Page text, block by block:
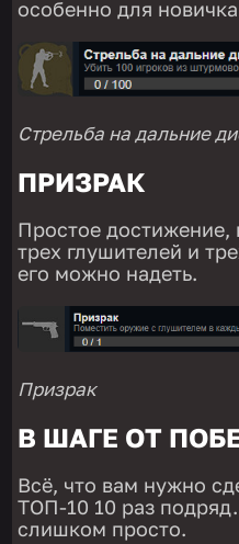
особенно для
Стрельба на дальние
ПРИЗРАК
Простое достижение,
трех глушителей и
его можно надеть.
Призрак
В ШАГЕ ОТ
Всё, что вам нужно
ТОП-10 10 раз
слишком просто.